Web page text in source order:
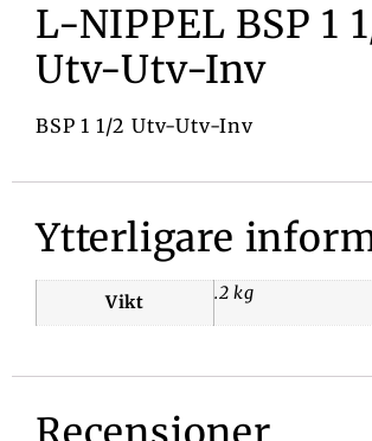
L-NIPPEL BSP 1
Utv-Utv-Inv
BSP 1 1/2 Utv-Utv-Inv
Ytterligare
Vikt .2 kg